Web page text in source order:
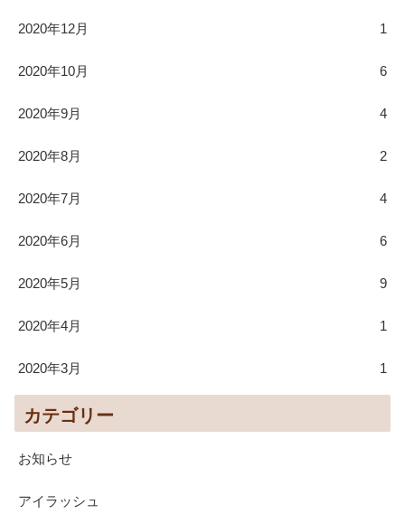
2020年12月 1
2020年10月 6
2020年9月 4
2020年8月 2
2020年7月 4
2020年6月 6
2020年5月 9
2020年4月 1
2020年3月 1
カテゴリー
お知らせ
アイラッシュ